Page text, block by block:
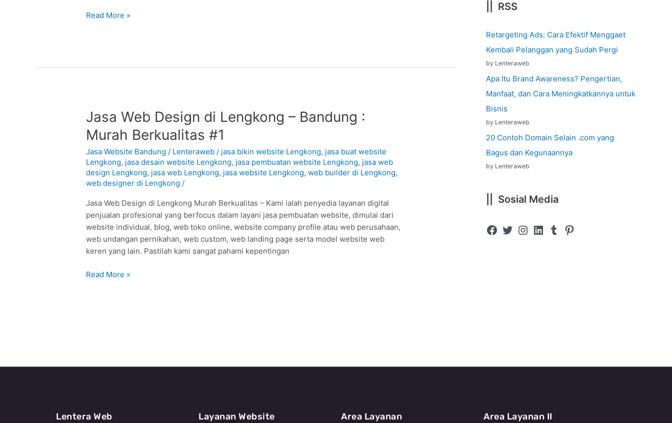
Read More »
Jasa Web Design di Lengkong – Bandung :
Murah Berkualitas #1
Jasa Website Bandung / Lenteraweb/ jasa bikin website Lengkong, jasa buat website
Lengkong, jasa desain website Lengkong, jasa pembuatan website Lengkong, jasa web
design Lengkong, jasa web Lengkong, jasa website Lengkong,web builder di Lengkong,
web designer di Lengkong /
Jasa Web Design di Lengkong Murah Berkualitas – Kami ialah penyedia layanan digital
penjualan profesional yang berfocus dalam layani jasa pembuatan website, dimulai dari
website individual, blog, web toko online, website company profile atau web perusahaan,
web undangan pernikahan, web custom, web landing page serta model website web
keren yang lain. Pastilah kami sangat pahami kepentingan
Jasa
Web
Design
di
Lengkong
–
Bandung
Murah
Berkualitas
#1
Read More »
|| RSS
Retargeting Ads: Cara Efektif Menggaet
Kembali Pelanggan yang Sudah Pergi
by Lenteraweb
Apa Itu Brand Awareness? Pengertian,
Manfaat, dan Cara Meningkatkannya untuk
Bisnis
by Lenteraweb
20 Contoh Domain Selain .com yang
Bagus dan Kegunaannya
by Lenteraweb
|| Sosial Media
Lentera Web Layanan Website Area Layanan Area Layanan II